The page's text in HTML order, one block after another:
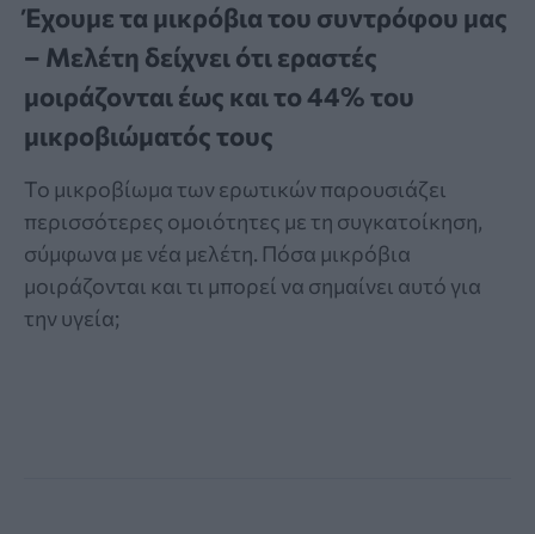
Έχουμε τα μικρόβια του συντρόφου μας
– Μελέτη δείχνει ότι εραστές
μοιράζονται έως και το 44% του
μικροβιώματός τους
Το μικροβίωμα των ερωτικών παρουσιάζει
περισσότερες ομοιότητες με τη συγκατοίκηση,
σύμφωνα με νέα μελέτη. Πόσα μικρόβια
μοιράζονται και τι μπορεί να σημαίνει αυτό για
την υγεία;